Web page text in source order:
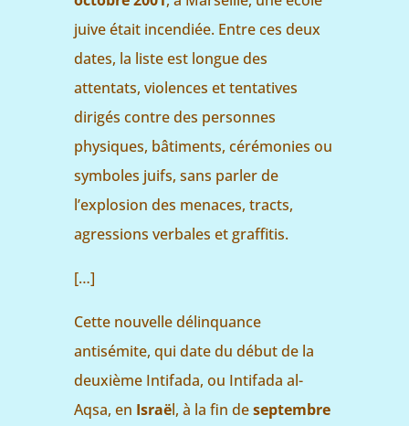
juive était incendiée. Entre ces deux
dates, la liste est longue des
attentats, violences et tentatives
dirigés contre des personnes
physiques, bâtiments, cérémonies ou
symboles juifs, sans parler de
l’explosion des menaces, tracts,
agressions verbales et graffitis.
[…]
Cette nouvelle délinquance
antisémite, qui date du début de la
deuxième Intifada, ou Intifada al-
Aqsa, en Israël, à la fin deseptembre